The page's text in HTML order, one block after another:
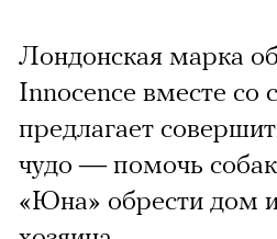
Лондонская марка
Innocence вместе со
предлагает
чудо — помочь
«Юна» обрести дом